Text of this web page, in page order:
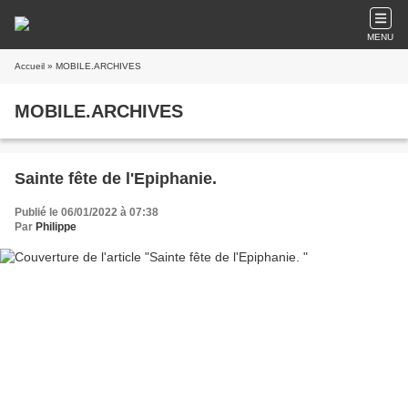
MENU
Accueil » MOBILE.ARCHIVES
MOBILE.ARCHIVES
Sainte fête de l'Epiphanie.
Publié le 06/01/2022 à 07:38
Par Philippe